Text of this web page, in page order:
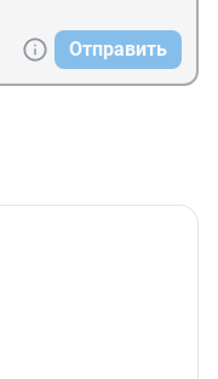
Отправить